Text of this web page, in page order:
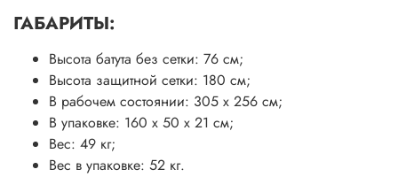
ГАБАРИТЫ:
Высота батута без сетки: 76 см;
Высота защитной сетки: 180 см;
В рабочем состоянии: 305 х 256 cм;
В упаковке: 160 х 50 х 21 cм;
Вес: 49 кг;
Вес в упаковке: 52 кг.